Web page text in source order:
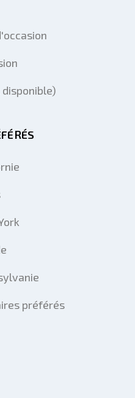
préférés